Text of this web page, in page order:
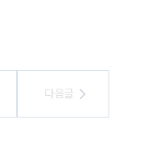
다음글
다음글